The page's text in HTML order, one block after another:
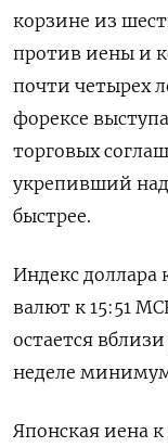
корзине из
против иены и
почти четырех
форексе
торговых
укрепивший
быстрее.
Индекс доллара
валют к 15:51
остается
неделе
Японская иена